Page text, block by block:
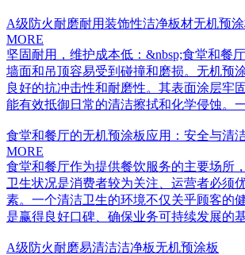
A级防火耐磨耐用装饰性洁净板材无机预涂
MORE
坚固耐用，维护成本低：&nbsp;食堂和餐
墙面和吊顶容易受到碰撞和磨损。无机预
良好的抗冲击性和耐磨性。其表面涂层牢
能有效抵御日常的清洁擦拭和化学侵蚀。
食堂和餐厅的无机预涂板应用：安全与清
MORE
食堂和餐厅作为提供餐饮服务的主要场所
卫生状况是消费者较为关注、运营者必须
素。一个清洁卫生的环境不仅关乎顾客的
是赢得良好口碑、确保业务可持续发展的
A级防火耐磨易清洁洁净板无机预涂板